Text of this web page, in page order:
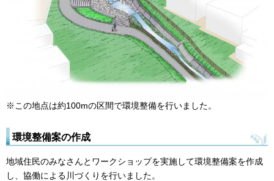
※この地点は約100mの区間で環境整備を行いました。
環境整備案の作成
地域住民のみなさんとワークショップを実施して環境整備案を作成
し、協働による川づくりを行いました。